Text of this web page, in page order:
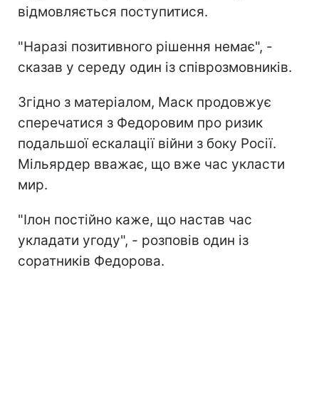
відмовляється поступитися.
"Наразі позитивного рішення немає", -
сказав у середу один із співрозмовників.
Згідно з матеріалом, Маск продовжує
сперечатися з Федоровим про ризик
подальшої ескалації війни з боку Росії.
Мільярдер вважає, що вже час укласти
мир.
"Ілон постійно каже, що настав час
укладати угоду", - розповів один із
соратників Федорова.